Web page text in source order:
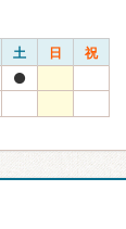
土 日 祝